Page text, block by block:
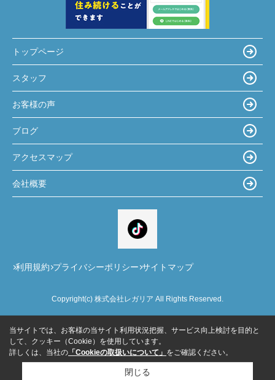
トップページ
スタッフ
お客様の声
ブログ
アクセスマップ
会社概要
利用規約 プライバシーポリシー サイトマップ
Copyright(c) 株式会社レガリア All Rights Reserved.
当サイトでは、お客様の当サイト利用状況把握、サービス向上検討を目的と
して、クッキー（Cookie）を使用しています。
詳しくは、当社の 「Cookieの取扱いについて」 をご確認ください。
閉じる